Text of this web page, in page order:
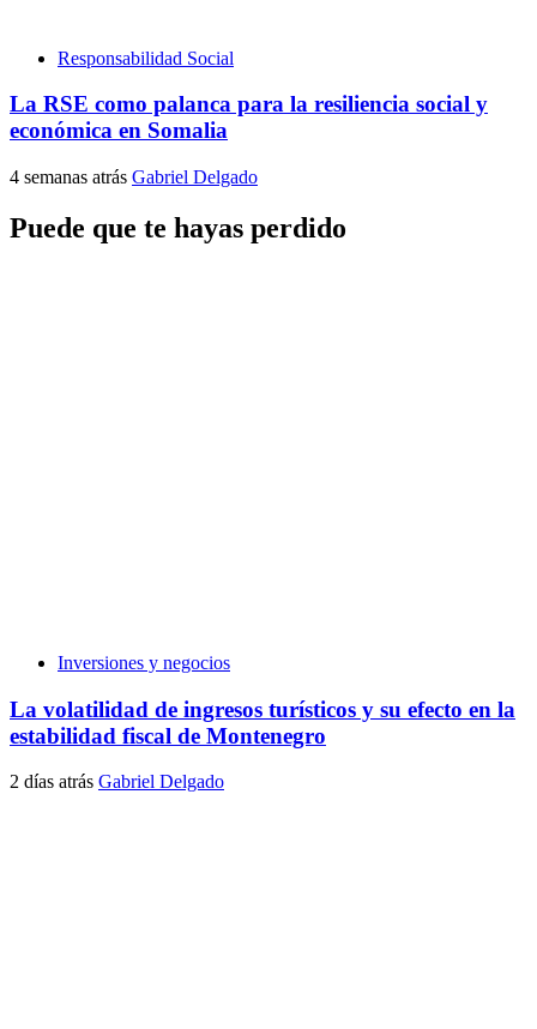
Responsabilidad Social
La RSE como palanca para la resiliencia social y
económica en Somalia
4 semanas atrás Gabriel Delgado
Puede que te hayas perdido
Inversiones y negocios
La volatilidad de ingresos turísticos y su efecto en la
estabilidad fiscal de Montenegro
2 días atrás Gabriel Delgado